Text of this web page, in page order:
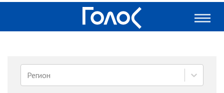
Регион